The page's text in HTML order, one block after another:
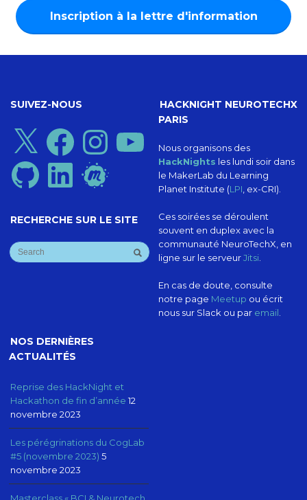
SUIVEZ-NOUS
X FacebookInstagram
GitHub LinkedIn Meetup
RECHERCHE SUR LE SITE
HACKNIGHT NEUROTECHX
PARIS
Nous organisons des
HackNights les lundi soir dans
le MakerLab du Learning
Planet Institute (LPI , ex-CRI).
Ces soirées se déroulent
souvent en duplex avec la
communauté NeuroTechX, en
ligne sur le serveurJitsi.
En cas de doute, consulte
notre page Meetup ou écrit
nous sur Slack ou par email
NOS DERNIÈRES
ACTUALITÉS
Reprise des HackNight et
Hackathon de fin d’année 12
novembre 2023
Les pérégrinations du CogLab
#5 (novembre 2023) 5
novembre 2023
Masterclass « BCI & Neurotech